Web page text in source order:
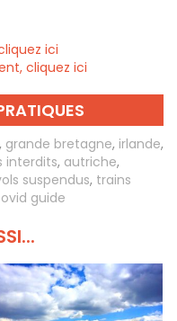
ici
cliquez ici
, grande bretagne, irlande,
interdits, autriche,
suspendus, trains
guide